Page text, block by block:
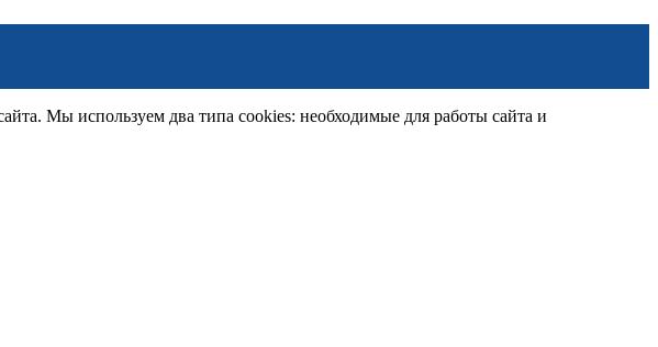
Мы используем два типа cookies: необходимые для работы сайта и